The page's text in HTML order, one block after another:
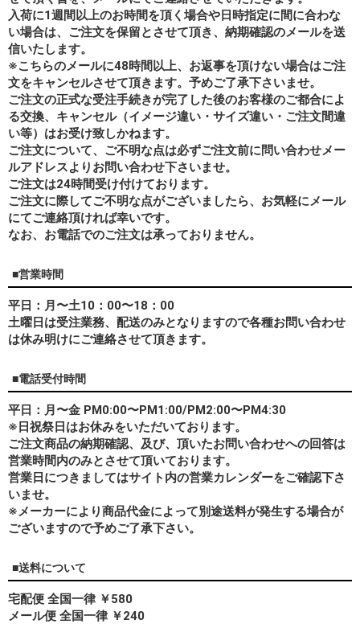
入荷に1週間以上のお時間を頂く場合や日時指定に間に合わな
い場合は、ご注文を保留とさせて頂き、納期確認のメールを送
信いたします。
※こちらのメールに48時間以上、お返事を頂けない場合はご注
文をキャンセルさせて頂きます。予めご了承下さいませ。
ご注文の正式な受注手続きが完了した後のお客様のご都合によ
る交換、キャンセル（イメージ違い・サイズ違い・ご注文間違
い等）はお受け致しかねます。
ご注文について、ご不明な点は必ずご注文前に問い合わせメー
ルアドレスよりお問い合わせ下さいませ。
ご注文は24時間受け付けております。
ご注文に際してご不明な点がございましたら、お気軽にメール
にてご連絡頂ければ幸いです。
なお、 お電話でのご注文は承っておりません。
■営業時間
平日：月〜土10：00〜18：00
土曜日は受注業務、配送のみとなりますので各種お問い合わせ
は休み明けにご連絡させて頂きます。
■電話受付時間
平日：月〜金 PM0:00〜PM1:00/PM2:00〜PM4:30
※日祝祭日はお休みをいただいております。
ご注文商品の納期確認、及び、頂いたお問い合わせへの回答は
営業時間内のみとさせて頂いております。
営業日につきましてはサイト内の営業カレンダーをご確認下さ
いませ。
※メーカーにより商品代金によって別途送料が発生する場合が
ございますので予めご了承下さい。
■送料について
宅配便 全国一律 ￥580
メール便 全国一律 ￥240